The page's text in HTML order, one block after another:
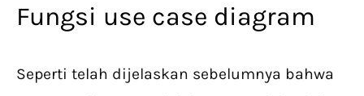
Fungsi use case diagram
Seperti telah dijelaskan sebelumnya bahwa